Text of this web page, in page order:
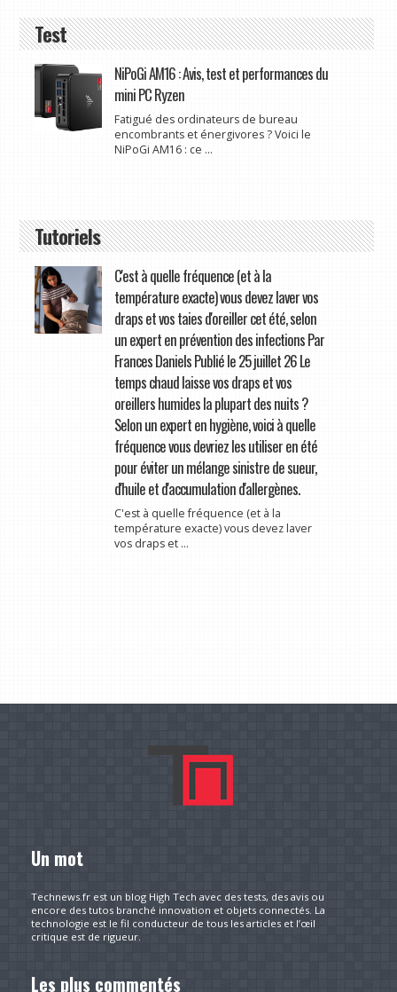
Test
NiPoGi AM16 : Avis, test et performances du
mini PC Ryzen
Fatigué des ordinateurs de bureau
encombrants et énergivores ? Voici le
NiPoGi AM16 : ce ...
Tutoriels
C'est à quelle fréquence (et à la
température exacte) vous devez laver vos
draps et vos taies d'oreiller cet été, selon
un expert en prévention des infections Par
Frances Daniels Publié le 25 juillet 26 Le
temps chaud laisse vos draps et vos
oreillers humides la plupart des nuits ?
Selon un expert en hygiène, voici à quelle
fréquence vous devriez les utiliser en été
pour éviter un mélange sinistre de sueur,
d'huile et d'accumulation d'allergènes.
C'est à quelle fréquence (et à la
température exacte) vous devez laver
vos draps et ...
Un mot
Technews.fr est un blog High Tech avec des tests, des avis ou
encore des tutos branché innovation et objets connectés. La
technologie est le fil conducteur de tous les articles et l’œil
critique est de rigueur.
Les plus commentés